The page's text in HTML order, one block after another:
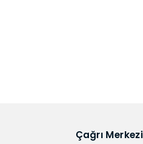
Çağrı Merkezi